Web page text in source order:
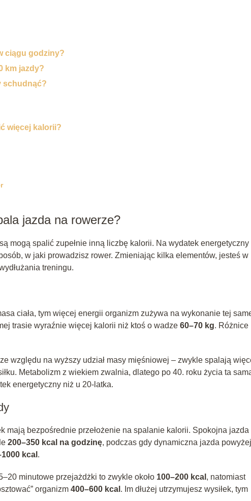
ciągu godziny?
km jazdy?
schudnąć?
więcej kalorii?
jazda na rowerze?
mogą spalić zupełnie inną liczbę kalorii. Na wydatek energetyczny
w jaki prowadzisz rower. Zmieniając kilka elementów, jesteś w
treningu.
ciała, tym więcej energii organizm zużywa na wykonanie tej
trasie wyraźnie więcej kalorii niż ktoś o wadze 60–70 kg. Różnice
względu na wyższy udział masy mięśniowej – zwykle spalają
Metabolizm z wiekiem zwalnia, dlatego po 40. roku życia ta
energetyczny niż u 20-latka.
mają bezpośrednie przełożenie na spalanie kalorii. Spokojna jazda
200–350 kcal na godzinę, podczas gdy dynamiczna jazda
kcal .
minutowe przejażdżki to zwykle około 100–200 kcal , natomiast
organizm 400–600 kcal . Im dłużej utrzymujesz wysiłek, tym